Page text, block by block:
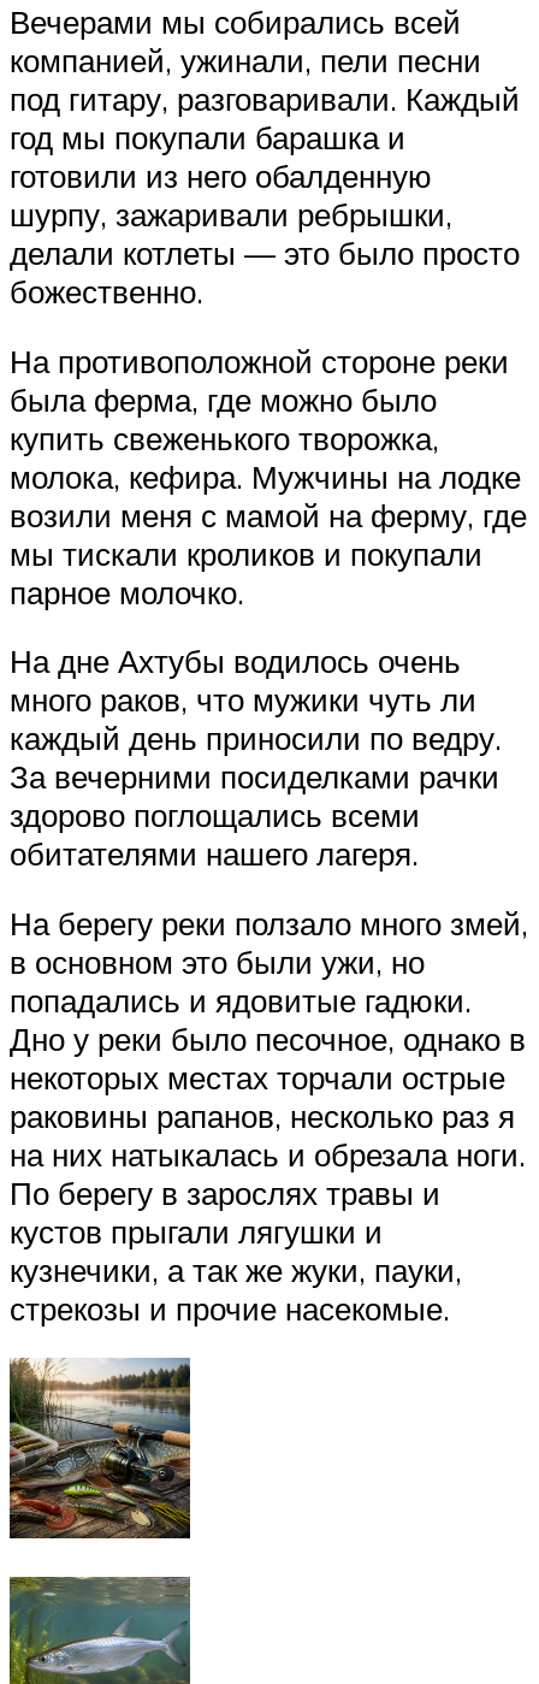
Вечерами мы собирались всей
компанией, ужинали, пели песни
под гитару, разговаривали. Каждый
год мы покупали барашка и
готовили из него обалденную
шурпу, зажаривали ребрышки,
делали котлеты — это было просто
божественно.
На противоположной стороне реки
была ферма, где можно было
купить свеженького творожка,
молока, кефира. Мужчины на лодке
возили меня с мамой на ферму, где
мы тискали кроликов и покупали
парное молочко.
На дне Ахтубы водилось очень
много раков, что мужики чуть ли
каждый день приносили по ведру.
За вечерними посиделками рачки
здорово поглощались всеми
обитателями нашего лагеря.
На берегу реки ползало много змей,
в основном это были ужи, но
попадались и ядовитые гадюки.
Дно у реки было песочное, однако в
некоторых местах торчали острые
раковины рапанов, несколько раз я
на них натыкалась и обрезала ноги.
По берегу в зарослях травы и
кустов прыгали лягушки и
кузнечики, а так же жуки, пауки,
стрекозы и прочие насекомые.